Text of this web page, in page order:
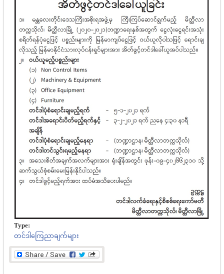
Type:
တင်ဒါကြေညာချက်များ